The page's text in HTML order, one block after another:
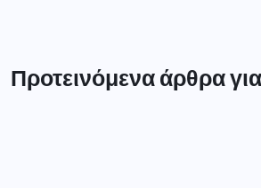
Προτεινόμενα άρθρα